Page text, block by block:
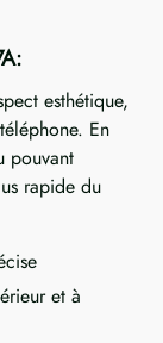
esthétique,
En
pouvant
rapide du
et à